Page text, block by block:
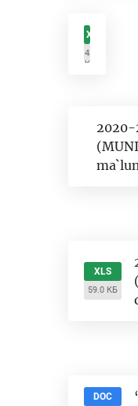
XLSX
43.5
КБ
2020-
XLS
59.0 КБ
DOC